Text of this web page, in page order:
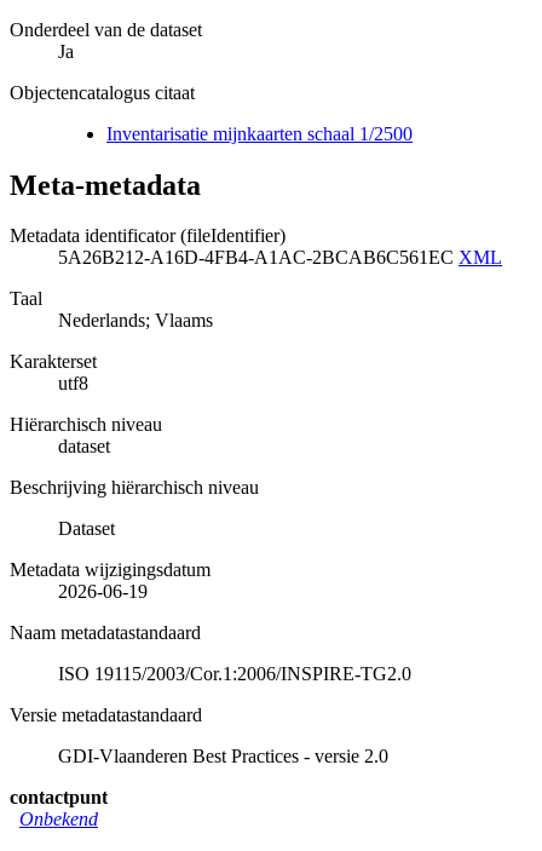
Onderdeel van de dataset
Ja
Objectencatalogus citaat
Inventarisatie mijnkaarten schaal 1/2500
Meta-metadata
Metadata identificator (fileIdentifier)
5A26B212-A16D-4FB4-A1AC-2BCAB6C561EC XML
Taal
Nederlands; Vlaams
Karakterset
utf8
Hiërarchisch niveau
dataset
Beschrijving hiërarchisch niveau
Dataset
Metadata wijzigingsdatum
2026-06-19
Naam metadatastandaard
ISO 19115/2003/Cor.1:2006/INSPIRE-TG2.0
Versie metadatastandaard
GDI-Vlaanderen Best Practices - versie 2.0
contactpunt
Onbekend